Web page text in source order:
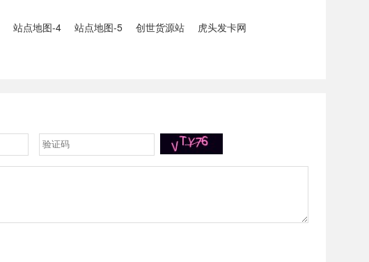
站点地图-4 站点地图-5 创世货源站
虎头发卡网